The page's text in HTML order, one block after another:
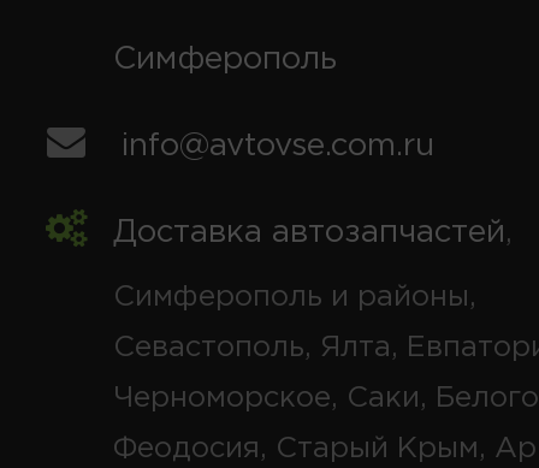
Симферополь
info@avtovse.com.ru
Доставка автозапчастей,
Симферополь и районы,
Севастополь, Ялта,
Черноморское, Саки,
Феодосия, Старый Крым,